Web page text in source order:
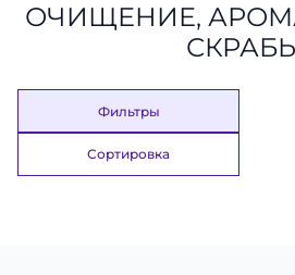
ОЧИЩЕНИЕ,
Фильтры
Сортировка